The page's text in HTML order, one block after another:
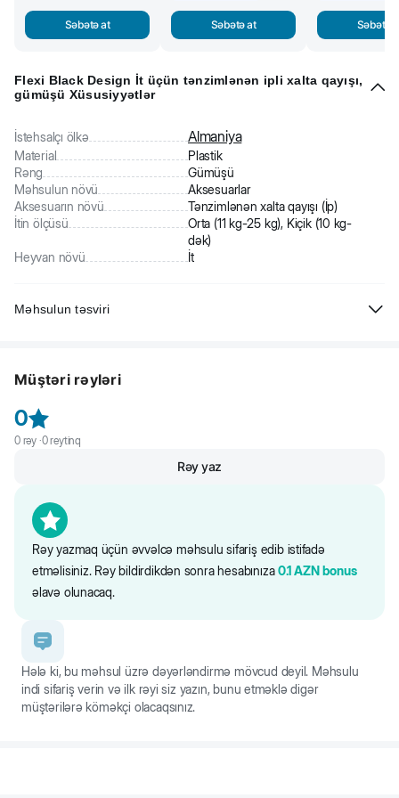
Səbətə at Səbətə at Səbətə
Flexi Black Design İt üçün tənzimlənən ipli xalta qayışı,
gümüşü Xüsusiyyətlər
İstehsalçı ölkə Almaniya
Material
Plastik
Rəng
Gümüşü
Məhsulun növü
Aksesuarlar
Aksesuarın növü
Tənzimlənən xalta qayışı (İp)
İtin ölçüsü
Orta (11 kg-25 kg), Kiçik (10 kg-
dək)
Heyvan növü
İt
Məhsulun təsviri
Uzunluğu 5 m
12 kq-dək itlər üçün
İşıqəksetdirən təhlükəsizlik kəməri
Rahat əyləc sistemi
Məhsulun çəkisi təxminən 100 q
Müştəri rəyləri
0
0rəy ·0reytinq
Rəy yazmaq üçün əvvəlcə məhsulu sifariş edib istifadə
etməlisiniz. Rəy bildirdikdən sonra hesabınıza0.1 AZN bonus
əlavə olunacaq.
Rəy yaz
Hələ ki, bu məhsul üzrə dəyərləndirmə mövcud deyil. Məhsulu
indi sifariş verin və ilk rəyi siz yazın, bunu etməklə digər
müştərilərə köməkçi olacaqsınız.